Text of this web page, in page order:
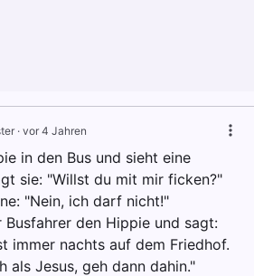
· vor 4 Jahren
in den Bus und sieht eine
sie: "Willst du mit mir ficken?"
"Nein, ich darf nicht!"
Busfahrer den Hippie und sagt:
immer nachts auf dem Friedhof.
als Jesus, geh dann dahin."